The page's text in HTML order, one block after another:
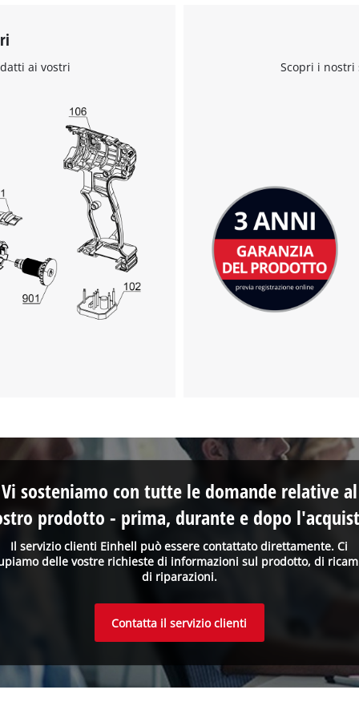
Abbiamo bisogno del vostro consenso
This content is not permitted to load due
to trackers that are not disclosed to the
visitor. The website owner needs to setup
the site with their CMP to add this content
to the list of technologies used.
Powered by
Usercentrics Consent
Management Platform
ai vostri Scopri i
Il servizio clienti Einhell può essere contattato direttamente. Ci
delle vostre richieste di informazioni sul prodotto, di
di riparazioni.
Vi sosteniamo con tutte le domande relative al
prodotto - prima, durante e dopo
Contatta il servizio clienti